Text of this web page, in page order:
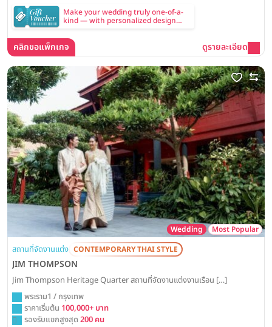
Make your wedding truly one-of-a-
kind — with personalized design
decoration package
คลิกขอแพ็กเกจ ดูรายละเอียด
Wedding Most Popular
สถานที่จัดงานแต่ง CONTEMPORARY THAI STYLE
JIM THOMPSON
Jim Thompson Heritage Quarter สถานที่จัดงานแต่งงานเรือน […]
พระราม1 / กรุงเทพ
ราคาเริ่มต้น 100,000+ บาท
รองรับแขกสูงสุด 200 คน